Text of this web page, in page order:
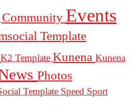
Community Events
Template
K2 Template Kunena Kunena
Photos
Template Speed Sport